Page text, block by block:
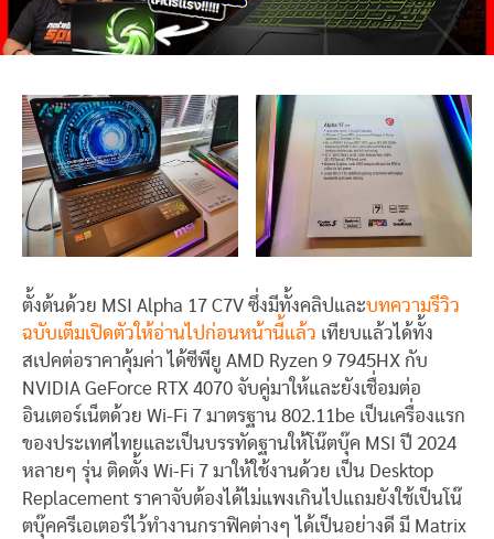
ตั้งต้นด้วย MSI Alpha 17 C7V ซึ่งมีทั้งคลิปและบทความรีวิว
ฉบับเต็มเปิดตัวให้อ่านไปก่อนหน้านี้แล้ว เทียบแล้วได้ทั้ง
สเปคต่อราคาคุ้มค่า ได้ซีพียู AMD Ryzen 9 7945HX กับ
NVIDIA GeForce RTX 4070 จับคู่มาให้และยังเชื่อมต่อ
อินเตอร์เน็ตด้วย Wi-Fi 7 มาตรฐาน 802.11be เป็นเครื่องแรก
ของประเทศไทยและเป็นบรรทัดฐานให้โน๊ตบุ๊ค MSI ปี 2024
หลายๆ รุ่น ติดตั้ง Wi-Fi 7 มาให้ใช้งานด้วย เป็น Desktop
Replacement ราคาจับต้องได้ไม่แพงเกินไปแถมยังใช้เป็นโน๊
ตบุ๊คครีเอเตอร์ไว้ทำงานกราฟิคต่างๆ ได้เป็นอย่างดี มี Matrix